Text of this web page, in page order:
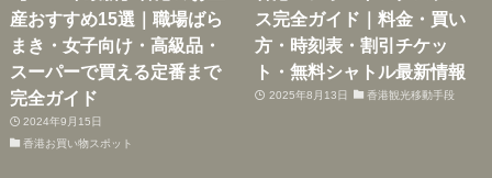
産おすすめ15選｜職場ばら
まき・女子向け・高級品・
スーパーで買える定番まで
完全ガイド
2024年9月15日
香港お買い物スポット
ス完全ガイド｜料金・買い
方・時刻表・割引チケッ
ト・無料シャトル最新情報
2025年8月13日 香港観光移動手段